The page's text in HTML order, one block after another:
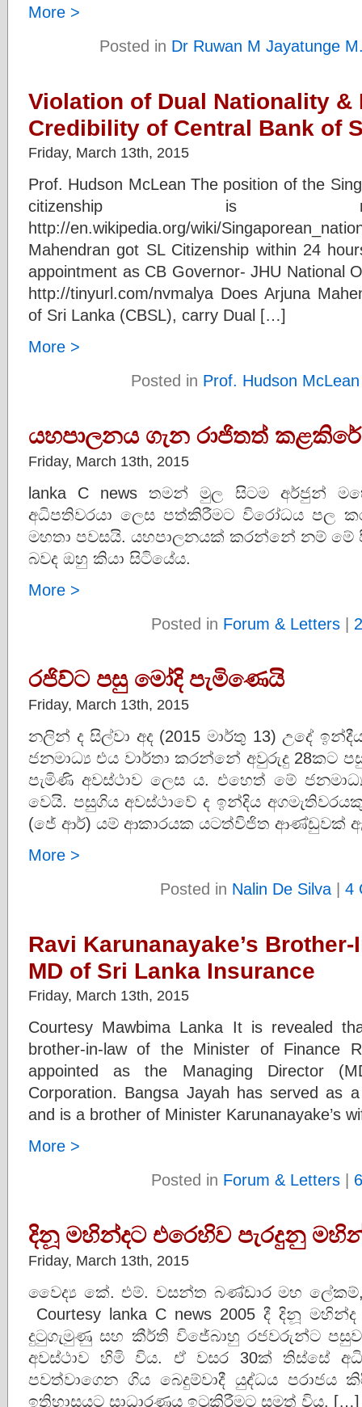
More >
Posted in Dr Ruwan M Jayatunge
Violation of Dual Nationality &
Credibility of Central Bank of
Friday, March 13th, 2015
Prof. Hudson McLean The position of the
citizenship is
http://en.wikipedia.org/wiki/
Mahendran got SL Citizenship within 24
appointment as CB Governor- JHU National
http://tinyurl.com/nvmalya Does Arjuna
of Sri Lanka (CBSL), carry Dual […]
More >
Posted in Prof. Hudson McLean
යහපාලනය ගැන රාජිතත්
Friday, March 13th, 2015
lanka C news තමන් මුල සිටම අර්ජුන්
අධිපතිවරයා ලෙස පත්කිරීමට විරෝධය පල
මහතා පවසයි. යහපාලනයක් කරන්නේ නම් මේ
බවද ඔහු කියා සිටියේය.
More >
Posted in Forum & Letters|
රජිව්ට පසු මෝදි පැමිණෙයි
Friday, March 13th, 2015
නලින් ද සිල්වා අද (2015 මාර්තු 13) උදේ
ජනමාධ්‍ය එය වාර්තා කරන්නේ අවුරුදු 28කට
පැමිණි අවස්ථාව ලෙස ය. එහෙත් මේ
වෙයි. පසුගිය අවස්ථාවේ ද ඉන්දිය
(ජේ ආර්) යම් ආකාරයක යටත්විජිත ආණ්ඩුවක්
More >
Posted in Nalin De Silva| 4
Ravi Karunanayake’s
MD of Sri Lanka Insurance
Friday, March 13th, 2015
Courtesy Mawbima Lanka It is revealed
brother-in-law of the Minister of Finance
appointed as the Managing Director
Corporation. Bangsa Jayah has served as
and is a brother of Minister Karunanayake’s
More >
Posted in Forum & Letters|
දිනූ මහින්දට එරෙහිව පැරදුනු
Friday, March 13th, 2015
වෛද්‍ය කේ. එම්. වසන්ත බණ්ඩාර මහ ලේකම්,
Courtesy lanka C news 2005 දී දිනූ
දුටුගැමුණු සහ කීර්ති විජේබාහු රජවරුන්ට
අවස්ථාව හිමි විය. ඒ වසර 30ක් තිස්සේ
පවත්වාගෙන ගිය බෙදුම්වාදී යුද්ධය
ඉතිහාසයට සාධාරණය ඉටුකිරීමට සමත් විය. […]